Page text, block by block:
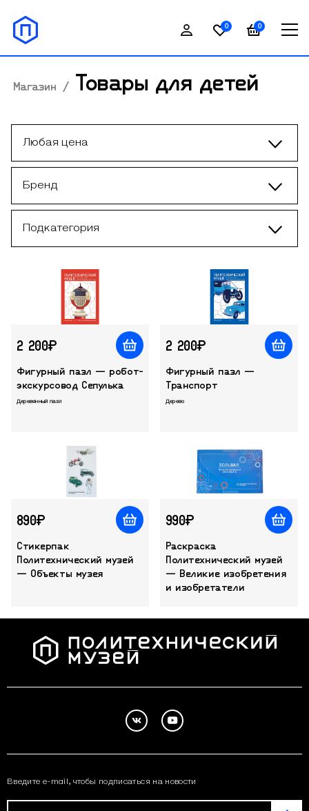
0 0
Магазин / Товары для детей
Любая цена
Бренд
Подкатегория
2 200₽
Фигурный пазл — робот-
экскурсовод Сепулька
Деревянный пазл
2 200₽
Фигурный пазл —
Транспорт
Дерево
890₽
Стикерпак
Политехнический музей
— Объекты музея
990₽
Раскраска
Политехнический музей
— Великие изобретения
и изобретатели
Введите e-mail, чтобы подписаться на новости